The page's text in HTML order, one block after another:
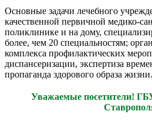
Основные задачи лечебного
качественной первичной медико-
поликлинике и на дому,
более, чем 20 специальностям;
комплекса профилактических
диспансеризации, экспертиза
пропаганда здорового образа жизни.
Уважаемые посетители!